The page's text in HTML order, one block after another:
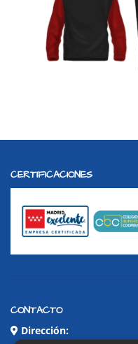
CERTIFICACIONES
CONTACTO
Dirección: